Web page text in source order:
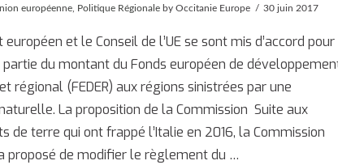
européenne Politique Régionale by Occitanie Europe 30 juin 2017
et le Conseil de l’UE se sont mis d’accord pour
du montant du Fonds européen de
régional (FEDER) aux régions sinistrées par une
La proposition de la Commission Suite aux
de terre qui ont frappé l’Italie en 2016, la Commission
proposé de modifier le règlement du …